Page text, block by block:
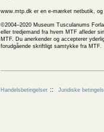
www.mtp.dk er en e-mærket netbutik,
©2004–2020 Museum Tusculanums
eller tredjemand fra hvem MTF afleder
MTF. Du anerkender og accepterer
forudgående skriftligt samtykke fra MTF.
Handelsbetingelser Juridiske